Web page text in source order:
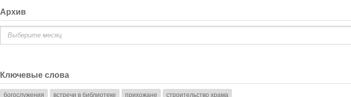
Архив
Архив
Ключевые слова
богослужения встречи в библиотеке прихожане строительство храма